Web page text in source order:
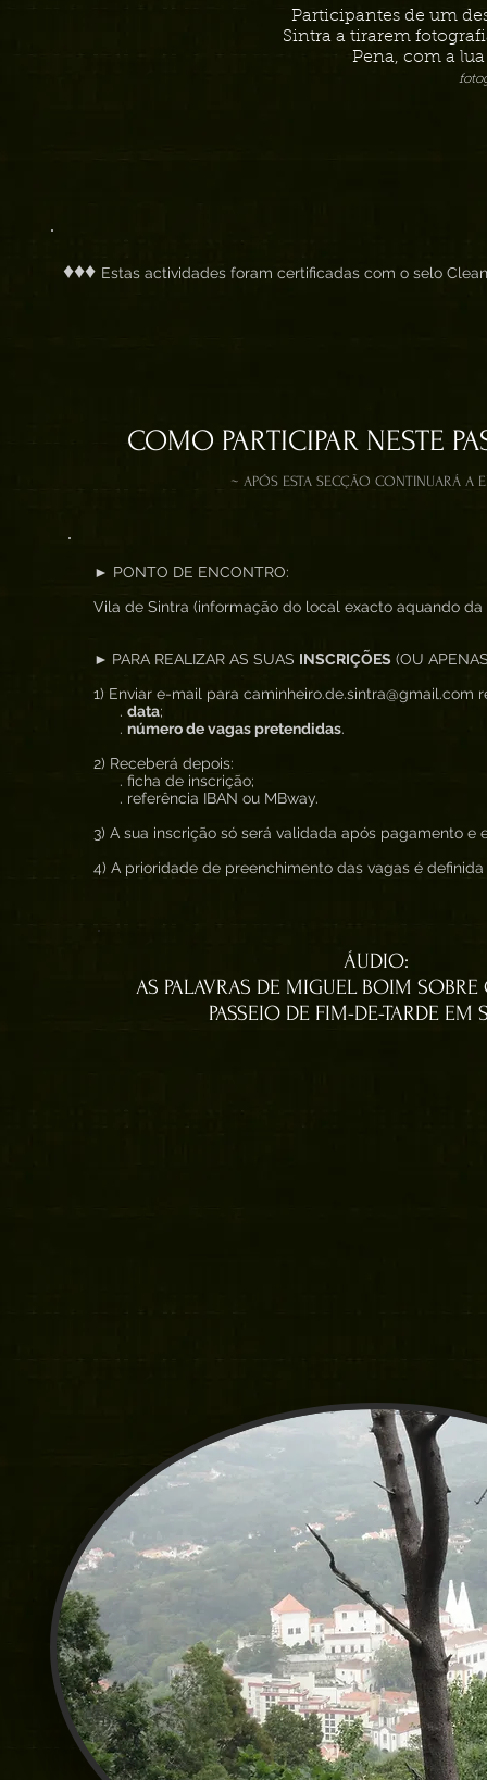
Participantes de um
Sintra a tirarem
Pena, com a
♦♦♦ Estas actividades foram certificadas com o selo
COMO PARTICIPAR NESTE
~ APÓS ESTA SECÇÃO CONTINUARÁ A
► PONTO DE ENCONTRO:
Vila de Sintra (informação do local exacto aquando
► PARA REALIZAR AS SUAS INSCRIÇÕES (OU
1) Enviar e-mail para caminheiro.de.sintra@gmail.com
. data;
. número de vagas pretendidas.
2) Receberá depois:
. ficha de inscrição;
. referência IBAN ou MBway.
3) A sua inscrição só será validada após pagamento
4) A prioridade de preenchimento das vagas é
ÁUDIO:
AS PALAVRAS DE MIGUEL BOIM SOBRE
PASSEIO DE FIM-DE-TARDE EM